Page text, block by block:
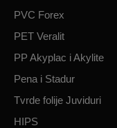
PVC Forex
PET Veralit
PP Akyplac i Akylite
Pena i Stadur
Tvrde folije Juviduri
HIPS